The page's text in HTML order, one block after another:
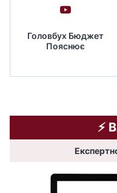
Головбух Бюджет
Пояснює
⚡️